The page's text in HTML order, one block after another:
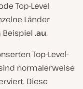
Top-Level
Länder
Beispiel .au.
Top-Level-
normalerweise
Diese